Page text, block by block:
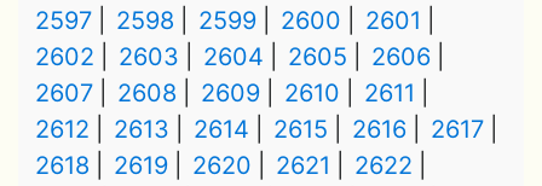
2597
2598 2599 2600
2601
2602
2603 2604 2605
2606
2607
2608 2609 2610
2611
2612
2613 2614 2615 2616
2617
2618
2619 2620 2621
2622